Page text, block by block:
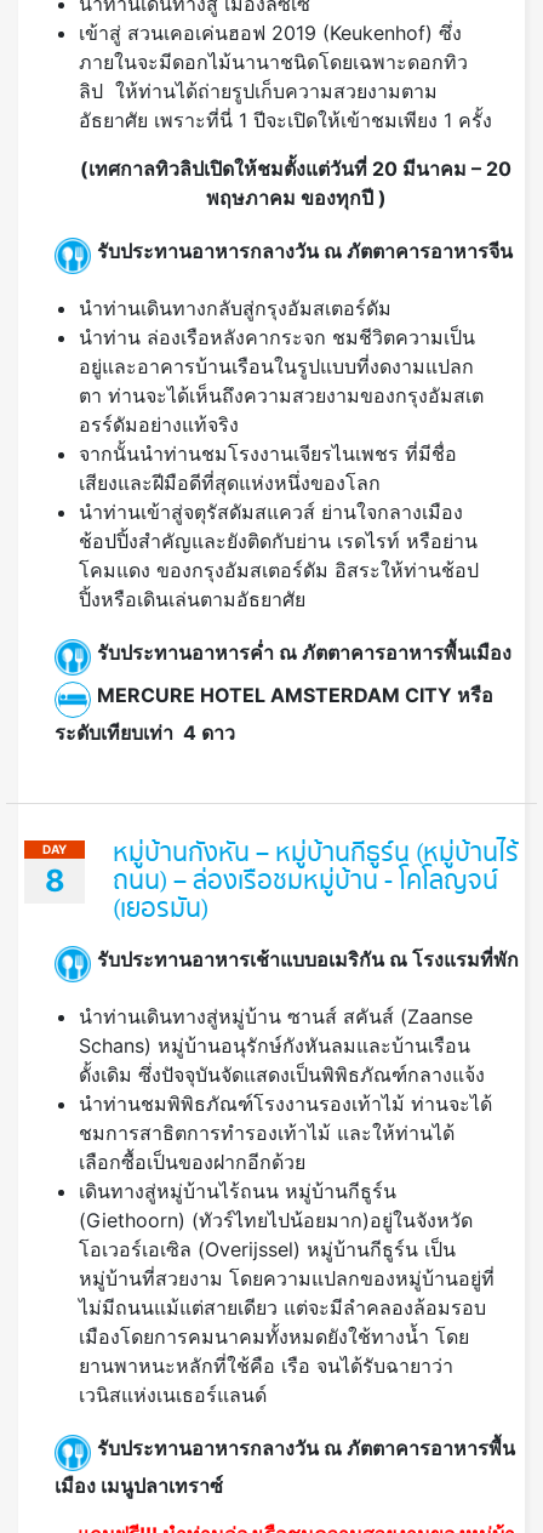
เข้าสู่ สวนเคอเค่นฮอฟ 2019 (Keukenhof) ซึ่ง
ภายในจะมีดอกไม้นานาชนิดโดยเฉพาะดอกทิว
ลิป ให้ท่านได้ถ่ายรูปเก็บความสวยงามตาม
อัธยาศัย เพราะที่นี่ 1 ปีจะเปิดให้เข้าชมเพียง 1 ครั้ง
(เทศกาลทิวลิปเปิดให้ชมตั้งแต่วันที่ 20 มีนาคม – 20
พฤษภาคม ของทุกปี )
รับประทานอาหารกลางวัน ณ ภัตตาคารอาหารจีน
นำท่านเดินทางกลับสู่กรุงอัมสเตอร์ดัม
นำท่าน ล่องเรือหลังคากระจก ชมชีวิตความเป็น
อยู่และอาคารบ้านเรือนในรูปแบบที่งดงามแปลก
ตา ท่านจะได้เห็นถึงความสวยงามของกรุงอัมสเต
อรร์ดัมอย่างแท้จริง
จากนั้นนำท่านชมโรงงานเจียรไนเพชร ที่มีชื่อ
เสียงและฝีมือดีที่สุดแห่งหนึ่งของโลก
นำท่านเข้าสู่จตุรัสดัมสแควส์ ย่านใจกลางเมือง
ช้อปปิ้งสำคัญและยังติดกับย่าน เรดไรท์ หรือย่าน
โคมแดง ของกรุงอัมสเตอร์ดัม อิสระให้ท่านช้อป
ปิ้งหรือเดินเล่นตามอัธยาศัย
รับประทานอาหารค่ำ ณ ภัตตาคารอาหารพื้นเมือง
MERCURE HOTEL AMSTERDAM CITY หรือ
ระดับเทียบเท่า 4 ดาว
DAY
8
หมู่บ้านกังหัน – หมู่บ้านกีธูร์น (หมู่บ้านไร้
ถนน) – ล่องเรือชมหมู่บ้าน - โคโลญจน์
(เยอรมัน)
รับประทานอาหารเช้าแบบอเมริกัน ณ โรงแรมที่พัก
นำท่านเดินทางสู่หมู่บ้าน ซานส์ สคันส์ (Zaanse
Schans) หมู่บ้านอนุรักษ์กังหันลมและบ้านเรือน
ดั้งเดิม ซึ่งปัจจุบันจัดแสดงเป็นพิพิธภัณฑ์กลางแจ้ง
นำท่านชมพิพิธภัณฑ์โรงงานรองเท้าไม้ ท่านจะได้
ชมการสาธิตการทำรองเท้าไม้ และให้ท่านได้
เลือกซื้อเป็นของฝากอีกด้วย
เดินทางสู่หมู่บ้านไร้ถนน หมู่บ้านกีธูร์น
(Giethoorn) (ทัวร์ไทยไปน้อยมาก)อยู่ในจังหวัด
โอเวอร์เอเซิล (Overijssel) หมู่บ้านกีธูร์น เป็น
หมู่บ้านที่สวยงาม โดยความแปลกของหมู่บ้านอยู่ที่
ไม่มีถนนแม้แต่สายเดียว แต่จะมีลำคลองล้อมรอบ
เมืองโดยการคมนาคมทั้งหมดยังใช้ทางน้ำ โดย
ยานพาหนะหลักที่ใช้คือ เรือ จนได้รับฉายาว่า
เวนิสแห่งเนเธอร์แลนด์
รับประทานอาหารกลางวัน ณ ภัตตาคารอาหารพื้น
เมือง เมนูปลาเทราซ์